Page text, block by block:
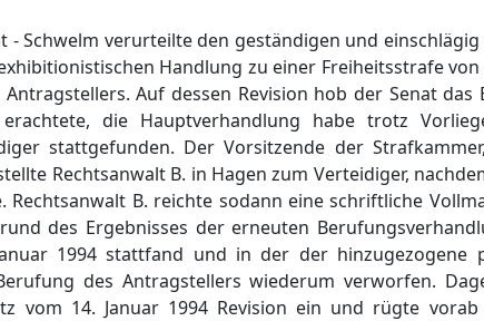
- Schwelm verurteilte den geständigen und
Handlung zu einer Freiheitsstrafe
Auf dessen Revision hob der Senat
die Hauptverhandlung habe trotz
stattgefunden. Der Vorsitzende der
Rechtsanwalt B. in Hagen zum Verteidiger,
B. reichte sodann eine schriftliche
des Ergebnisses der erneuten
1994 stattfand und in der der hinzugezogene
des Antragstellers wiederum verworfen.
vom 14. Januar 1994 Revision ein und rügte